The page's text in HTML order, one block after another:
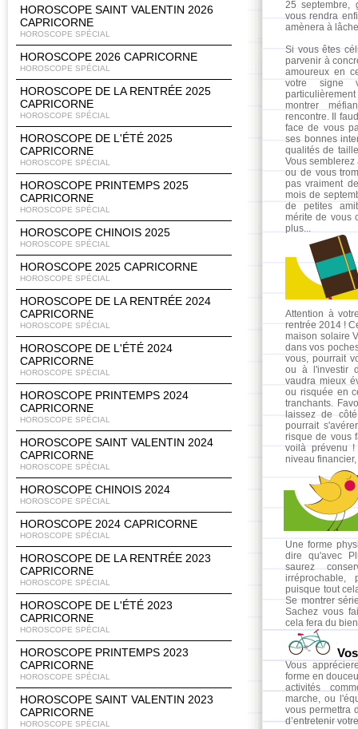
HOROSCOPE SAINT VALENTIN 2026
CAPRICORNE
HOROSCOPE SPÉCIAL
HOROSCOPE 2026 CAPRICORNE
HOROSCOPE SPÉCIAL
HOROSCOPE DE LA RENTRÉE 2025
CAPRICORNE
HOROSCOPE SPÉCIAL
HOROSCOPE DE L'ÉTÉ 2025
CAPRICORNE
HOROSCOPE SPÉCIAL
HOROSCOPE PRINTEMPS 2025
CAPRICORNE
HOROSCOPE SPÉCIAL
HOROSCOPE CHINOIS 2025
HOROSCOPE SPÉCIAL
HOROSCOPE 2025 CAPRICORNE
HOROSCOPE SPÉCIAL
HOROSCOPE DE LA RENTRÉE 2024
CAPRICORNE
HOROSCOPE SPÉCIAL
HOROSCOPE DE L'ÉTÉ 2024
CAPRICORNE
HOROSCOPE SPÉCIAL
HOROSCOPE PRINTEMPS 2024
CAPRICORNE
HOROSCOPE SPÉCIAL
HOROSCOPE SAINT VALENTIN 2024
CAPRICORNE
HOROSCOPE SPÉCIAL
HOROSCOPE CHINOIS 2024
HOROSCOPE SPÉCIAL
HOROSCOPE 2024 CAPRICORNE
HOROSCOPE SPÉCIAL
HOROSCOPE DE LA RENTRÉE 2023
CAPRICORNE
HOROSCOPE SPÉCIAL
HOROSCOPE DE L'ÉTÉ 2023
CAPRICORNE
HOROSCOPE SPÉCIAL
HOROSCOPE PRINTEMPS 2023
CAPRICORNE
HOROSCOPE SPÉCIAL
HOROSCOPE SAINT VALENTIN 2023
CAPRICORNE
HOROSCOPE SPÉCIAL
25 septembre,
vous rendra
amènera à
Si vous êtes
parvenir à
amoureux en
votre signe
montrer
rencontre. Il
face de vous
ses bonnes
qualités de
Vous
ou de vous
pas vraiment
mois de
de petites
mérite de vous
plus...
Attention à
rentrée 2014 !
maison solaire
dans vos
vous, pourrait
ou à l'investir
vaudra mieux
ou risquée en
tranchants.
laissez de
pourrait
risque de vous
voilà prévenu
niveau
Une forme
dire qu'avec
saurez
puisque tout
Se montrer
Sachez vous
cela fera du
Vous
forme en
activités
marche, ou
vous permettra
d’entretenir